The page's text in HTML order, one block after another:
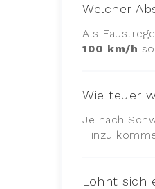
Welcher
Als
100 km/h
Wie teuer
Je nach
Hinzu
Lohnt sich